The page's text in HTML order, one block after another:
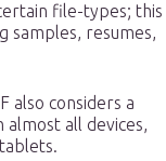
file-types; this
samples, resumes,
also considers a
all devices,